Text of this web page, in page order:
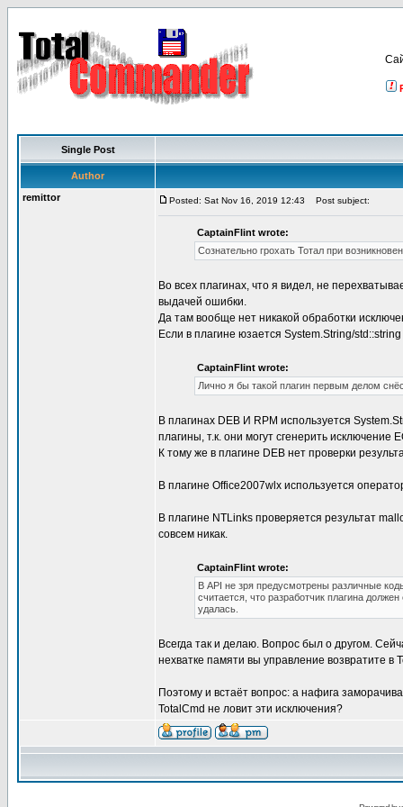
Single Post
Author
remittor
Posted: Sat Nov 16, 2019 12:43 Post subject:
CaptainFlint wrote:
Сознательно грохать Тотал при
Во всех плагинах, что я видел, не
выдачей ошибки.
Да там вообще нет никакой обработки
Если в плагине юзается System.String/
CaptainFlint wrote:
Лично я бы такой плагин первым делом
В плагинах DEB И RPM используется
плагины, т.к. они могут сгенерить исключение
К тому же в плагине DEB нет проверки
В плагине Office2007wlx используется
В плагине NTLinks проверяется результат
совсем никак.
CaptainFlint wrote:
В API не зря предусмотрены различные
считается, что разработчик плагина
удалась.
Всегда так и делаю. Вопрос был о другом.
нехватке памяти вы управление возвратите в
Поэтому и встаёт вопрос: а нафига
TotalCmd не ловит эти исключения?